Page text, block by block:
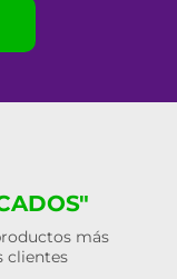
más
clientes